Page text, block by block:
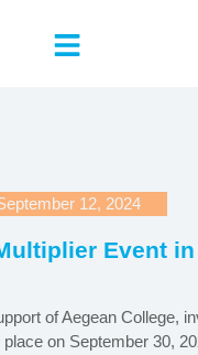
12, 2024
Event
of Aegean College,
on September 30,